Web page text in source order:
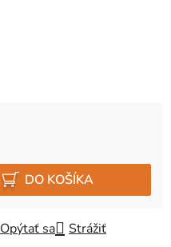
DO KOŠÍKA
Opýtať sa Strážiť